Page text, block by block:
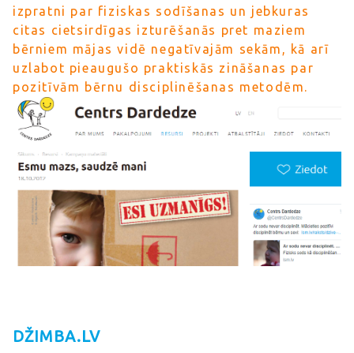
izpratni par fiziskas sodīšanas un jebkuras
citas cietsirdīgas izturēšanās pret maziem
bērniem mājas vidē negatīvajām sekām, kā arī
uzlabot pieaugušo praktiskās zināšanas par
pozitīvām bērnu disciplinēšanas metodēm.
DŽIMBA.LV